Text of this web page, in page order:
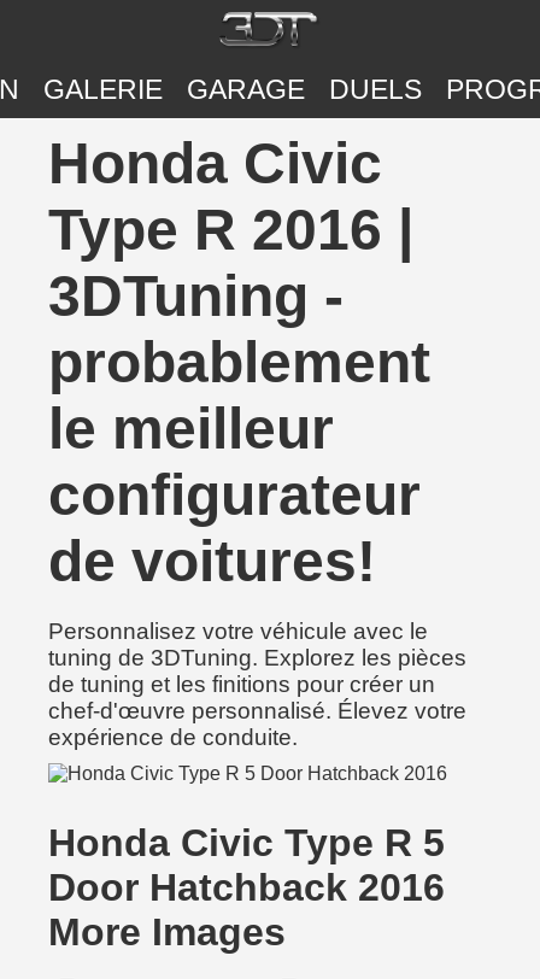
GALERIE GARAGE DUELS
Honda Civic
Type R 2016 |
3DTuning -
probablement
le meilleur
configurateur
de voitures!
Personnalisez votre véhicule avec le
tuning de 3DTuning. Explorez les pièces
de tuning et les finitions pour créer un
chef-d'œuvre personnalisé. Élevez votre
expérience de conduite.
Honda Civic Type R 5
Door Hatchback 2016
More Images